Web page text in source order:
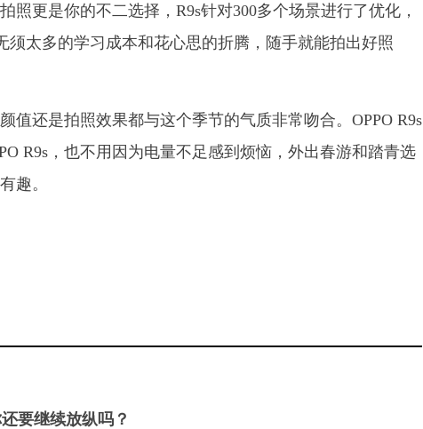
照更是你的不二选择，R9s针对300多个场景进行了优化，
太多的学习成本和花心思的折腾，随手就能拍出好照
值还是拍照效果都与这个季节的气质非常吻合。OPPO R9s
R9s，也不用因为电量不足感到烦恼，外出春游和踏青选
趣。
要继续放纵吗？